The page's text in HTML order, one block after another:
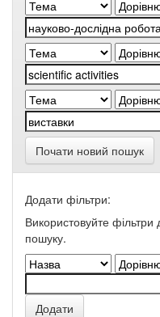
Почати новий пошук
Додати фільтри:
Використовуйте фільтри
пошуку.